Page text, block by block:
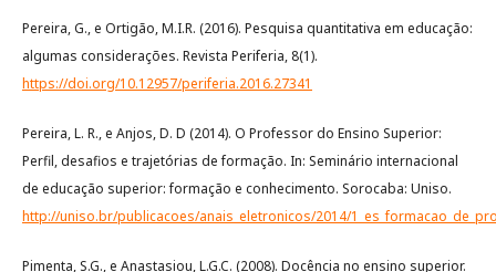
Pereira, G., e Ortigão, M.I.R. (2016). Pesquisa quantitativa em educação:
algumas considerações. Revista Periferia, 8(1).
https://doi.org/10.12957/periferia.2016.27341
Pereira, L. R., e Anjos, D. D (2014). O Professor do Ensino Superior:
Perfil, desafios e trajetórias de formação. In: Seminário internacional
de educação superior: formação e conhecimento. Sorocaba: Uniso.
http://uniso.br/publicacoes/anais_eletronicos/2014/
Pimenta, S.G., e Anastasiou, L.G.C. (2008). Docência no ensino superior.